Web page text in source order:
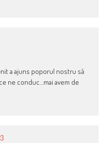
a ajuns poporul nostru să
ne conduc…mai avem de